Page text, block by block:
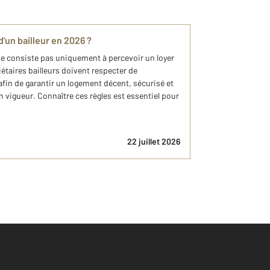
bailleur en 2026 ?
consiste pas uniquement à percevoir un loyer
bailleurs doivent respecter de
de garantir un logement décent, sécurisé et
vigueur. Connaître ces règles est essentiel pour
22 juillet 2026